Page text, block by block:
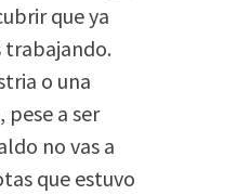
que ya
trabajando.
o una
a ser
no vas a
que estuvo